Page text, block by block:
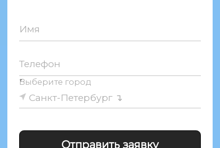
Имя
Телефон
Санкт-Петербург
↑
Выберите город